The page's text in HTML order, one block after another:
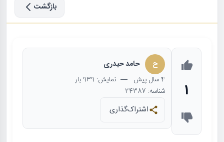
بازگشت
1
ح حامد حیدری
4 سال پیش — نمایش: 939 بار
شناسه: 24387
اشتراک‌گذاری